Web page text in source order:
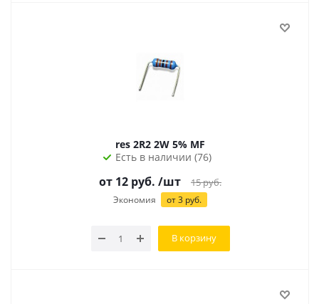
res 2R2 2W 5% MF
Есть в наличии (76)
от 12 руб. /шт 15руб.
Экономия от3 руб.
В корзину